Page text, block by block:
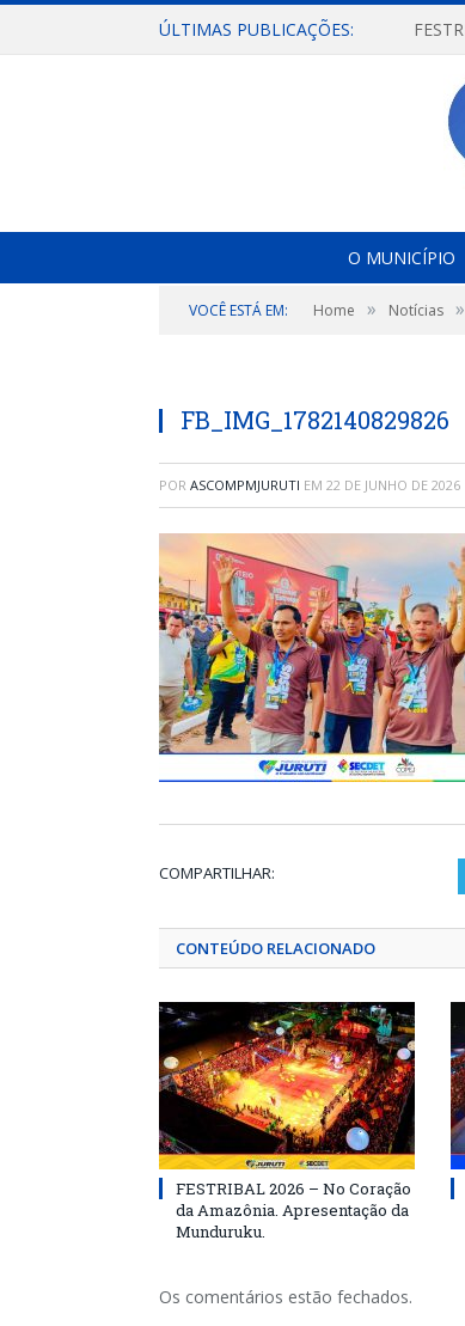
ÚLTIMAS PUBLICAÇÕES:
O MUNICÍPIO
VOCÊ ESTÁ EM: Home » Notícias »
FB_IMG_1782140829826
POR ASCOMPMJURUTI EM 22 DE JUNHO DE 2026
COMPARTILHAR:
CONTEÚDO RELACIONADO
FESTRIBAL 2026 – No Coração
da Amazônia. Apresentação da
Munduruku.
Os comentários estão fechados.